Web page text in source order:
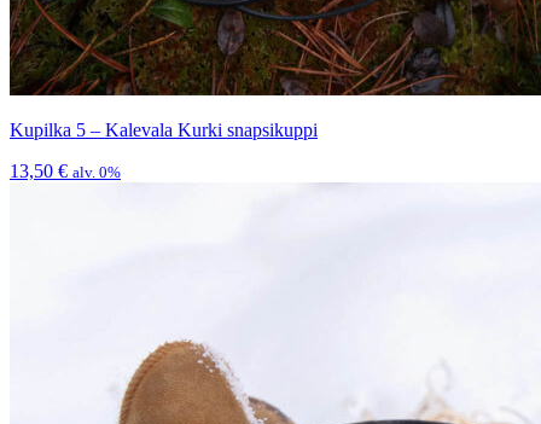
Kupilka 5 – Kalevala Kurki snapsikuppi
13,50 € alv. 0%